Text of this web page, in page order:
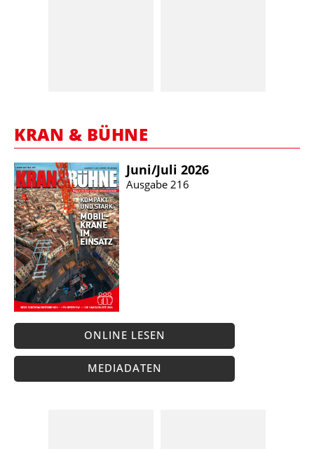
KRAN & BÜHNE
Juni/​Juli 2026
Ausgabe 216
ONLINE LESEN
MEDIADATEN